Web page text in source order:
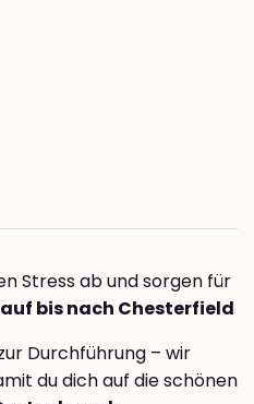
Stress ab und sorgen für
bis nach Chesterfield
Durchführung – wir
du dich auf die schönen